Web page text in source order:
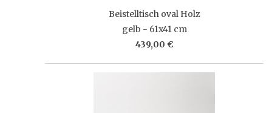
Beistelltisch oval Holz
gelb - 61x41 cm
439,00 €